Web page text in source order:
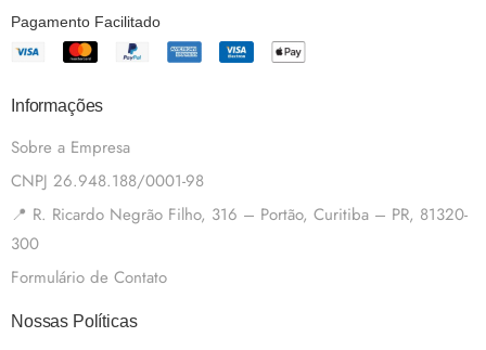
Pagamento Facilitado
Informações
Sobre a Empresa
CNPJ 26.948.188/0001-98
📍 R. Ricardo Negrão Filho, 316 – Portão, Curitiba – PR, 81320-
300
Formulário de Contato
Nossas Políticas